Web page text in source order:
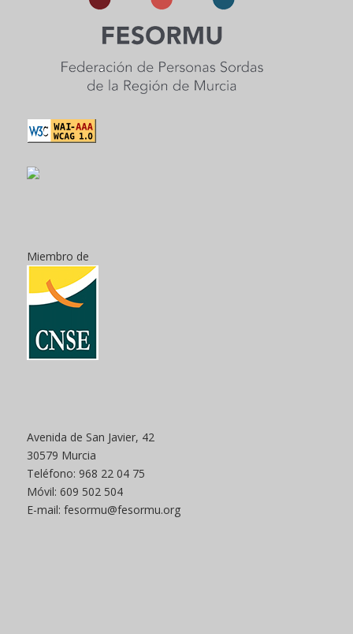
Miembro de
Avenida de San Javier, 42
30579 Murcia
Teléfono: 968 22 04 75
Móvil: 609 502 504
E-mail: fesormu@fesormu.org